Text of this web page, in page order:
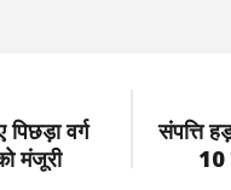
वर्ग
मंजूरी
संपत्ति
10